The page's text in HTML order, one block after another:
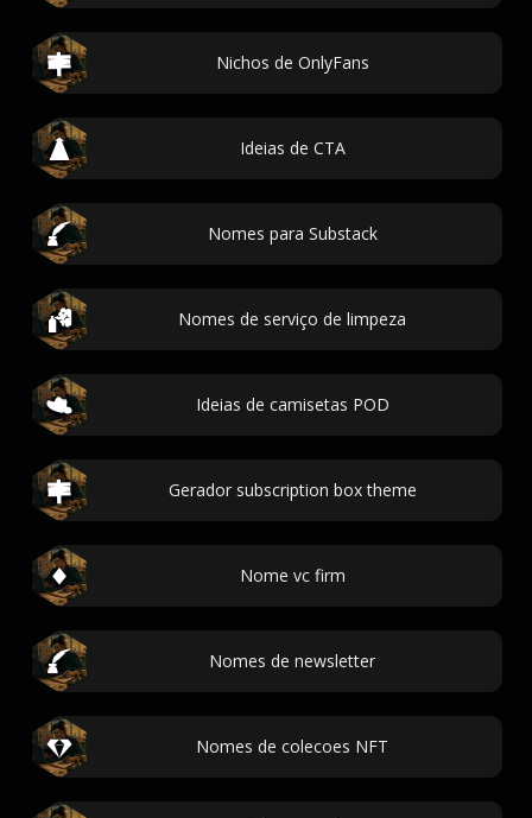
Nichos de OnlyFans
Ideias de CTA
Nomes para Substack
Nomes de serviço de limpeza
Ideias de camisetas POD
Gerador subscription box theme
Nome vc firm
Nomes de newsletter
Nomes de colecoes NFT